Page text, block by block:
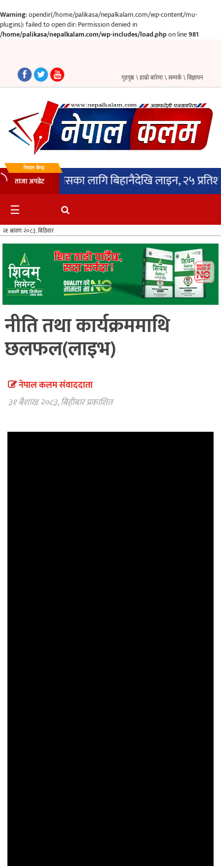
Warning: opendir(/home/palikasa/nepalkalam.com/wp-content/mu-
plugins): failed to open dir: Permission denied in
/home/palikasa/nepalkalam.com/wp-includes/load.phpon line981
समाचार
प्रदेश
पालिका
अन्तर्वार्ता
मनोरञ्जन
साहित्य
आर्थिक
खेलकुद
भिडियो
विविध
\ विज्ञापन
\ सम्पर्क
\ हाम्रो बारेमा
गृहपृष्ठ
नेपाल केन्द्र
ताजा अपडेट
ग्यासका लागि बिहानैदेखि लाइन, २५ प्रतिशतले
☰
नीति तथा कार्यक्रममाथि
छलफल(लाइभ)
नेपाल कलम संवाददाता
३१ बैशाख २०८३, बिहीबार प्रकाशित